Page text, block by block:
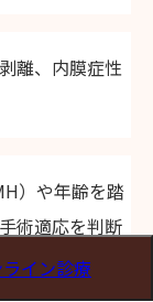
離、内膜症性
）や年齢を踏
術適応を判断
イン診療